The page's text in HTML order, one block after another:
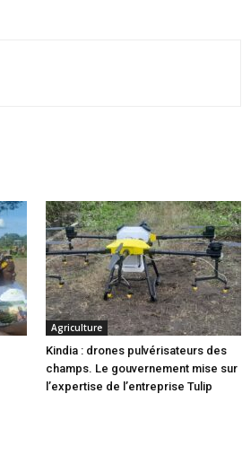
Agriculture
Kindia : drones pulvérisateurs des
champs. Le gouvernement mise sur
l’expertise de l’entreprise Tulip